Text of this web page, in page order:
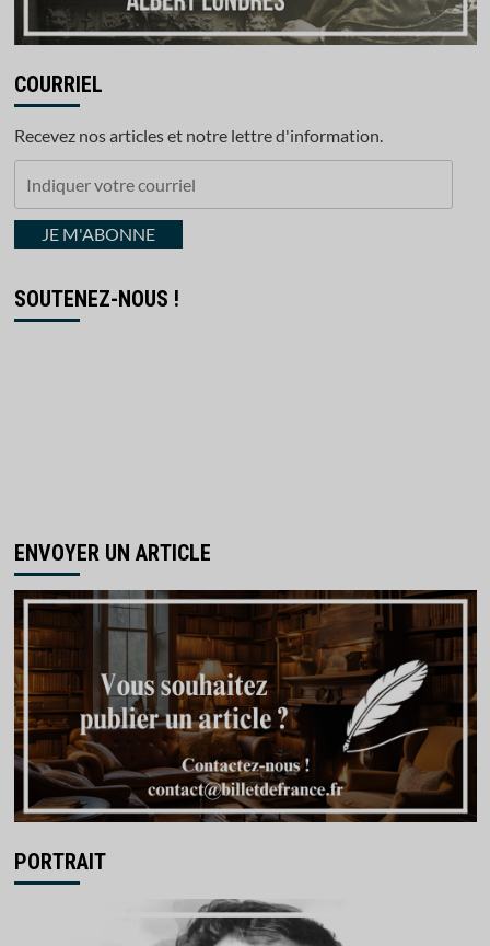
COURRIEL
Recevez nos articles et notre lettre d'information.
courrielJE M'ABONNE
SOUTENEZ-NOUS !
ENVOYER UN ARTICLE
PORTRAIT